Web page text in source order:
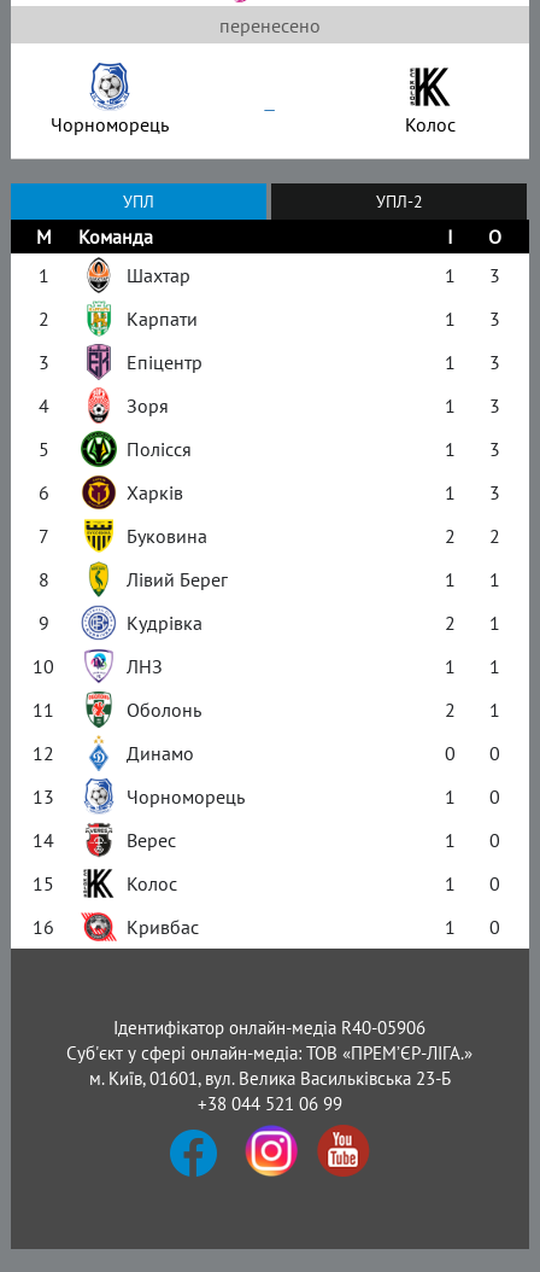
перенесено
Чорноморець – Колос
УПЛ УПЛ-2
М Команда І
О
1
Шахтар 1
3
2
Карпати 1
3
3
Епіцентр 1
3
4
Зоря 1
3
5
Полісся 1
3
6
Харків 1
3
7
Буковина 2
2
8
Лівий Берег 1
1
9
Кудрівка 2
1
10
ЛНЗ 1
1
11
Оболонь 2
1
12
Динамо 0
0
13
Чорноморець 1
0
14
Верес 1
0
15
Колос 1
0
16
Кривбас 1 0
Ідентифікатор онлайн-медіа R40-05906
Суб'єкт у сфері онлайн-медіа: ТОВ «ПРЕМ’ЄР-ЛІГА.»
м. Київ, 01601, вул. Велика Васильківська 23-Б
+38 044 521 06 99